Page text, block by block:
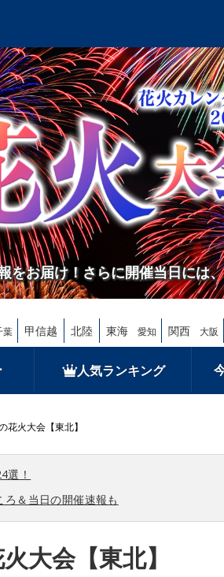
お届け！さらに開催当日には
葉 甲信越 北陸 東海 愛知 関西 大阪
人気ランキング
花火大会【東北】
選！
ろ＆当日の開催速報も
大会【東北】